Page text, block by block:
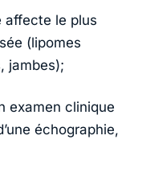
affecte le plus
(lipomes
jambes);
examen clinique
échographie,